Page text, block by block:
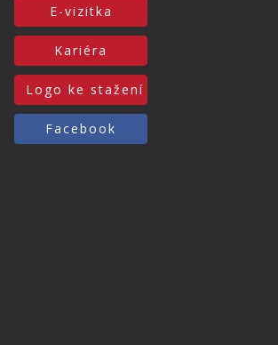
E-vizitka
Kariéra
Logo ke stažení
Facebook